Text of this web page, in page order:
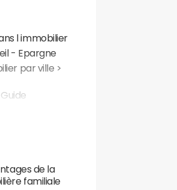
l immobilier
- Epargne
par ville >
Guide
de la
familiale